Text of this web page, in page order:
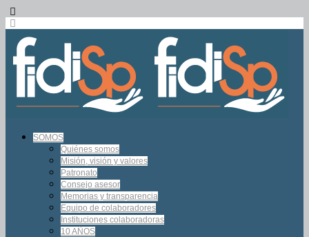
SOMOS
Quiénes somos
Misión, visión y valores
Patronato
Consejo asesor
Memorias y transparencia
Equipo de colaboradores
Instituciones colaboradoras
10 AÑOS